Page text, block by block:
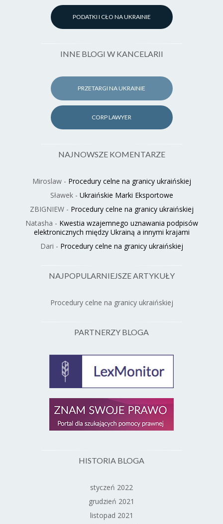
PODATKI I CŁO NA UKRAINIE
INNE BLOGI W KANCELARII
PRZETARGI NA UKRAINIE
CORP LAWYER
NAJNOWSZE KOMENTARZE
Miroslaw- Procedury celne na granicy ukraińskiej
Sławek- Ukraińskie Marki Eksportowe
ZBIGNIEW- Procedury celne na granicy ukraińskiej
Natasha - Kwestia wzajemnego uznawania podpisów
elektronicznych między Ukrainą a innymi krajami
Dari - Procedury celne na granicy ukraińskiej
NAJPOPULARNIEJSZE ARTYKUŁY
Procedury celne na granicy ukraińskiej
PARTNERZY BLOGA
HISTORIA BLOGA
styczeń 2022
grudzień 2021
listopad 2021